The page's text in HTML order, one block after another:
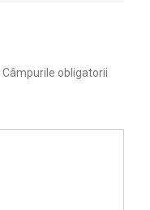
Câmpurile obligatorii